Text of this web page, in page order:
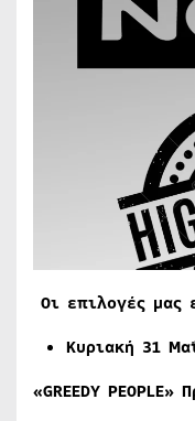
Οι επιλογές μας
Κυριακή 31
«GREEDY PEOPLE»